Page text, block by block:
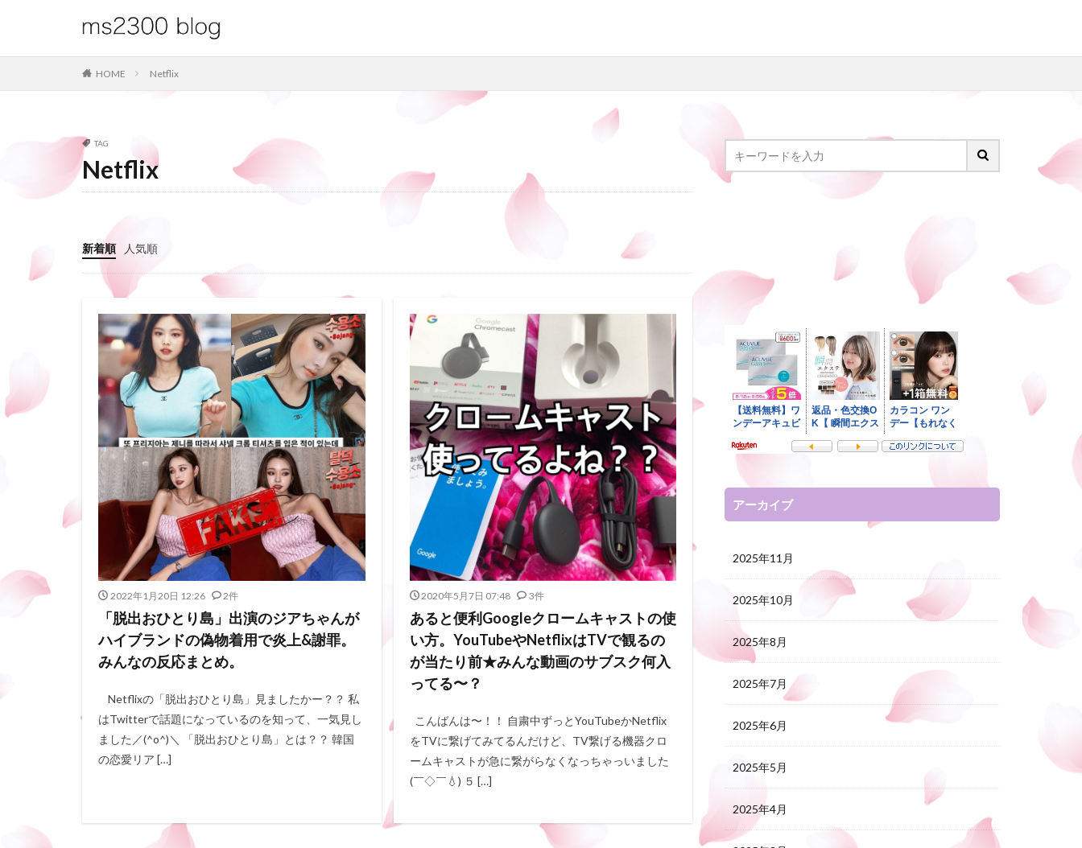
HOME Netflix
TAG
Netflix
新着順 人気順
2022年1月20日 12:26 2件
「脱出おひとり島」出演のジアちゃんが
ハイブランドの偽物着用で炎上&謝罪。
みんなの反応まとめ。
Netflixの「脱出おひとり島」見ましたかー？？ 私
はTwitterで話題になっているのを知って、一気見し
ました／(^o^)＼ 「脱出おひとり島」とは？？ 韓国
の恋愛リア […]
2020年5月7日 07:48 3件
あると便利Googleクロームキャストの使
い方。YouTubeやNetflixはTVで観るの
が当たり前★みんな動画のサブスク何入
ってる〜？
こんばんは〜！！ 自粛中ずっとYouTubeかNetflix
をTVに繋げてみてるんだけど、TV繋げる機器クロ
ームキャストが急に繋がらなくなっちゃっいました
(￣◇￣💧) ５ […]
アーカイブ
2025年11月
2025年10月
2025年8月
2025年7月
2025年6月
2025年5月
2025年4月